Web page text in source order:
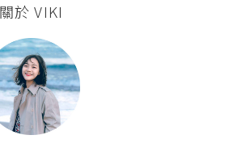
關於 VIKI